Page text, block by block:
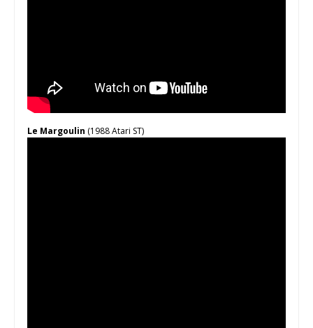
Le Margoulin (1988 Atari ST)